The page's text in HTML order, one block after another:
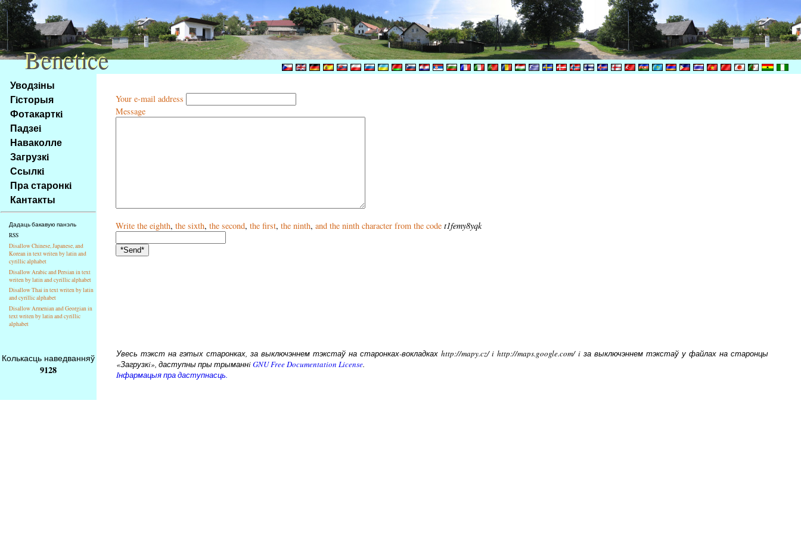
Na
obsah
stránky
Klávesové
zkratky
tomto
webu
základní
Hlavní
strana
Уводзiны
Гiсторыя
Фотакарткi
Падзеi
Наваколле
Загрузкi
Ссылкi
Пра старонкi
Кантакты
Дадаць бакавую панэль
RSS
Disallow Chinese, Japanese, and
Korean in text writen by latin and
cyrillic alphabet
Disallow Arabic and Persian in text
writen by latin and cyrillic alphabet
Disallow Thai in text writen by latin
and cyrillic alphabet
Disallow Armenian and Georgian in
text writen by latin and cyrillic
alphabet
Your e-mail address
Message
Write the eighth, the sixth, the second, the first, the ninth, and the ninth character from the code t1femy8yqk
Колькасць наведванняў
9128
Увесь тэкст на гэтых старонках, за выключэннем тэкстаў на старонках-вокладках http://mapy.cz/ i http://maps.google.com/ i за выключэннем тэкстаў у файлах на старонцы
«Загрузкi», даступны пры трыманнiGNU Free Documentation License.
Iнфармацыя пра даступнасць.
Benetice
Benetice